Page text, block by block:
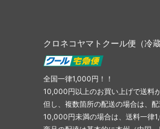
クロネコヤマトクール便（冷蔵
全国一律1,000円！！
10,000円以上のお買い上げで送料
但し、複数箇所の配送の場合は、
10,000円未満の場合は、送料一律